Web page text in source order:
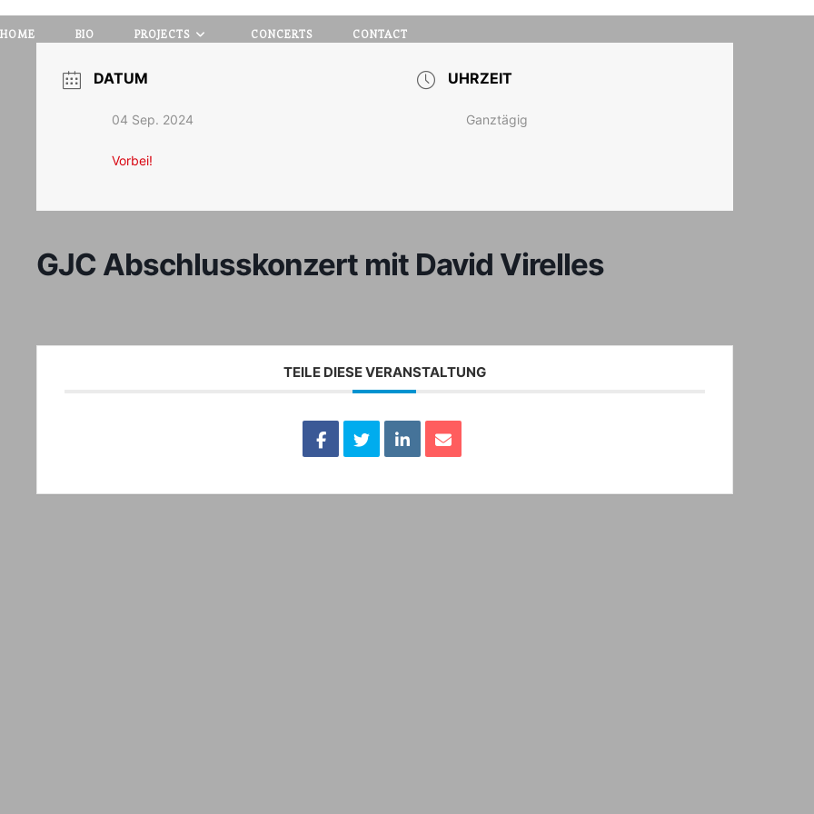
HOME BIO PROJECTS CONCERTS CONTACT
DATUM
04 Sep. 2024
Vorbei!
UHRZEIT
Ganztägig
GJC Abschlusskonzert mit David Virelles
TEILE DIESE VERANSTALTUNG